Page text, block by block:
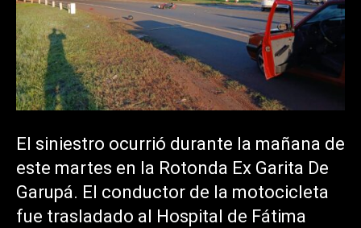
El siniestro ocurrió durante la mañana de
este martes en la Rotonda Ex Garita De
Garupá. El conductor de la motocicleta
fue trasladado al Hospital de Fátima